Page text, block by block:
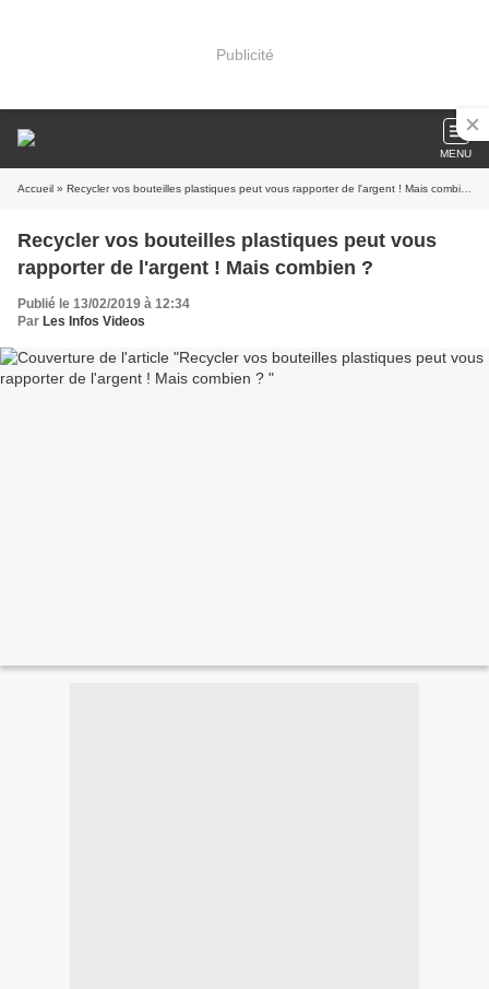
Publicité
MENU
Accueil » Recycler vos bouteilles plastiques peut vous rapporter de l'argent ! Mais combien ?
Recycler vos bouteilles plastiques peut vous
rapporter de l'argent ! Mais combien ?
Publié le 13/02/2019 à 12:34
Par Les Infos Videos